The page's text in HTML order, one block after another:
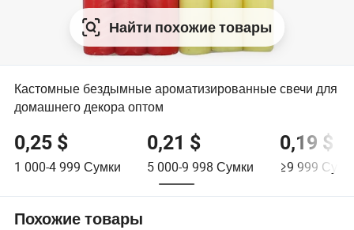
Найти похожие товары
Кастомные бездымные ароматизированные свечи для
домашнего декора оптом
0,25 $
1 000-4 999 Сумки
0,21 $
5 000-9 998 Сумки
0,19 $
≥9 999
Похожие товары